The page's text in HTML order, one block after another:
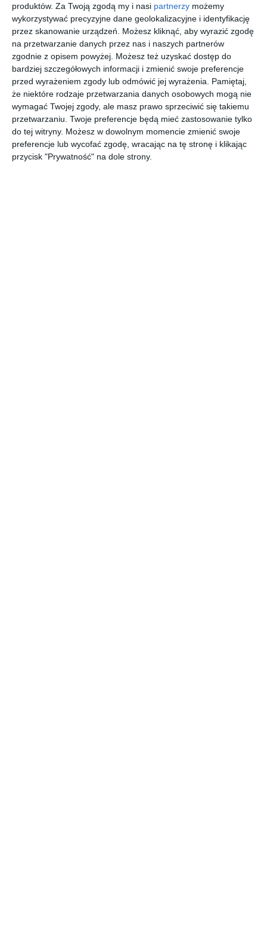
produktów. Za Twoją zgodą my i nasi partnerzy możemy
wykorzystywać precyzyjne dane geolokalizacyjne i identyfikację
przez skanowanie urządzeń. Możesz kliknąć, aby wyrazić zgodę
na przetwarzanie danych przez nas i naszych partnerów
zgodnie z opisem powyżej. Możesz też uzyskać dostęp do
bardziej szczegółowych informacji i zmienić swoje preferencje
przed wyrażeniem zgody lub odmówić jej wyrażenia.
Pamiętaj,
że niektóre rodzaje przetwarzania danych osobowych mogą nie
wymagać Twojej zgody, ale masz prawo sprzeciwić się takiemu
przetwarzaniu. Twoje preferencje będą mieć zastosowanie tylko
do tej witryny. Możesz w dowolnym momencie zmienić swoje
preferencje lub wycofać zgodę, wracając na tę stronę i klikając
przycisk "Prywatność" na dole strony.
Katalog schody do domu
2024
Ponad 7000 modeli schodów! Katalog powstał, aby wspierać
pracę profesjonalistów w swojej dziedzinie. Każdy produkt
posiada zdjęcie wizerunkowe, nazwę, parametry techniczne,
lata gwarancji oraz materiały, z których jest wykonany. Po
każdej kategorii przygotowywane jest zestawienie
parametrów technicznych w formie prostej i przejrzystej
tabeli. Zobacz cały https://bit.ly/aboutdecor